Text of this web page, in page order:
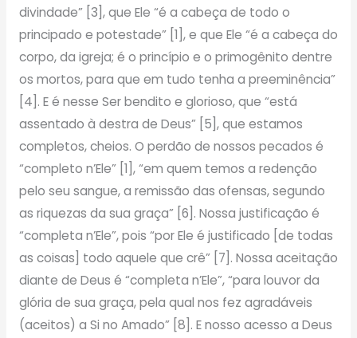
divindade” [3], que Ele “é a cabeça de todo o
principado e potestade” [1], e que Ele “é a cabeça do
corpo, da igreja; é o princípio e o primogênito dentre
os mortos, para que em tudo tenha a preeminência”
[4]. E é nesse Ser bendito e glorioso, que “está
assentado à destra de Deus” [5], que estamos
completos, cheios. O perdão de nossos pecados é
“completo n’Ele” [1], “em quem temos a redenção
pelo seu sangue, a remissão das ofensas, segundo
as riquezas da sua graça” [6]. Nossa justificação é
“completa n’Ele”, pois “por Ele é justificado [de todas
as coisas] todo aquele que crê” [7]. Nossa aceitação
diante de Deus é “completa n’Ele”, “para louvor da
glória de sua graça, pela qual nos fez agradáveis
(aceitos) a Si no Amado” [8]. E nosso acesso a Deus